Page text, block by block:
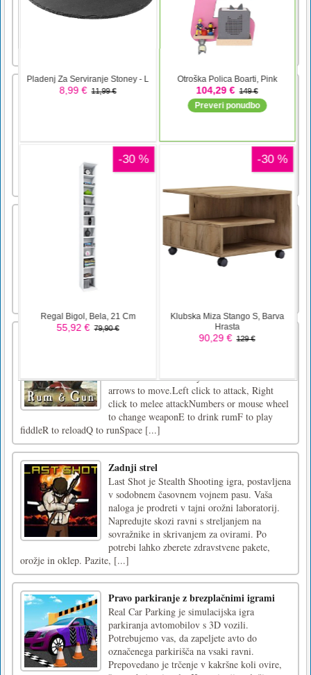
boljše možnosti za lov. Ko zmanjkuje časa, se
morate pred lovom ujeti jasno. Nekatere živali
so nevarne, borile se bodo nazaj. Če preživite,
Razlike v ruskih tovornjakih
Ruski tovornjaki so eno najmočnejših vozil.
Tu boste našli najboljše tovornjake, ki
razlike v teh čudovitih tovornjakih. Za temi
slikami so majhne razlike. Ali jih lahko
najdete? So zabavni modeli, s katerimi se
lahko igrate. Igra, ki [...]
Bugs Bang 2019
Dotaknite se in povlecite s prstom, da udarite
in razbijete hrošče - bodite hitri, da dosežete
visok rezultat! Uporabite ojačevalce za
beasts and otherworldly horrors.WASD or
arrows to move.Left click to attack, Right
click to melee attackNumbers or mouse wheel
to change weaponE to drink rumF to play
fiddleR to reloadQ to runSpace [...]
Zadnji strel
Last Shot je Stealth Shooting igra, postavljena
v sodobnem časovnem vojnem pasu. Vaša
naloga je prodreti v tajni orožni laboratorij.
Napredujte skozi ravni s streljanjem na
sovražnike in skrivanjem za ovirami. Po
potrebi lahko zberete zdravstvene pakete,
orožje in oklep. Pazite, [...]
Pravo parkiranje z brezplačnimi igrami
Real Car Parking je simulacijska igra
parkiranja avtomobilov s 3D vozili.
Potrebujemo vas, da zapeljete avto do
označenega parkirišča na vsaki ravni.
Prepovedano je trčenje v kakršne koli ovire,